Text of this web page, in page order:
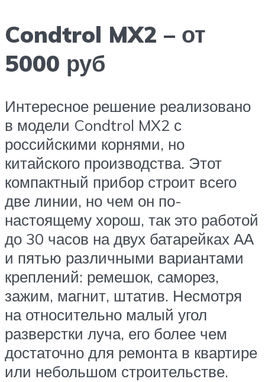
Condtrol MX2 – от
5000 руб
Интересное решение реализовано
в модели Condtrol MX2 с
российскими корнями, но
китайского производства. Этот
компактный прибор строит всего
две линии, но чем он по-
настоящему хорош, так это работой
до 30 часов на двух батарейках АА
и пятью различными вариантами
креплений: ремешок, саморез,
зажим, магнит, штатив. Несмотря
на относительно малый угол
разверстки луча, его более чем
достаточно для ремонта в квартире
или небольшом строительстве.